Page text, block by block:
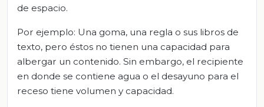
de espacio.
Por ejemplo: Una goma, una regla o sus libros de
texto, pero éstos no tienen una capacidad para
albergar un contenido. Sin embargo, el recipiente
en donde se contiene agua o el desayuno para el
receso tiene volumen y capacidad.